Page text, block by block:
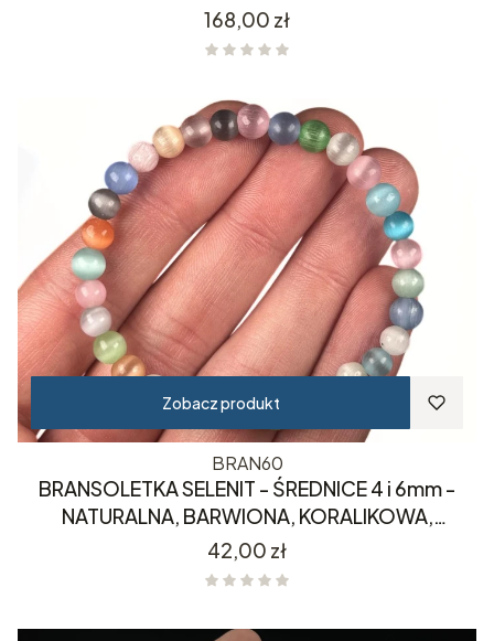
Cena
168,00 zł
Zobacz produkt
BRAN60
BRANSOLETKA SELENIT - ŚREDNICE 4 i 6mm -
NATURALNA, BARWIONA, KORALIKOWA,
KOLOROWA
Cena
42,00 zł